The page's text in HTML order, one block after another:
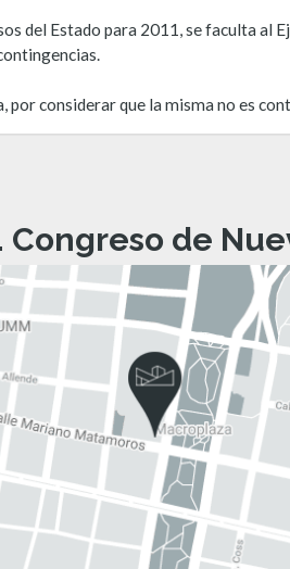
del Estado para 2011, se faculta
considerar que la misma no es
Congreso de